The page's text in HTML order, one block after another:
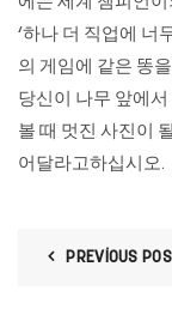
‘하나 더 직업에 너
의 게임에 같은 똥
당신이 나무 앞에
볼 때 멋진 사진이
어달라고하십시오.
PREVIOUS